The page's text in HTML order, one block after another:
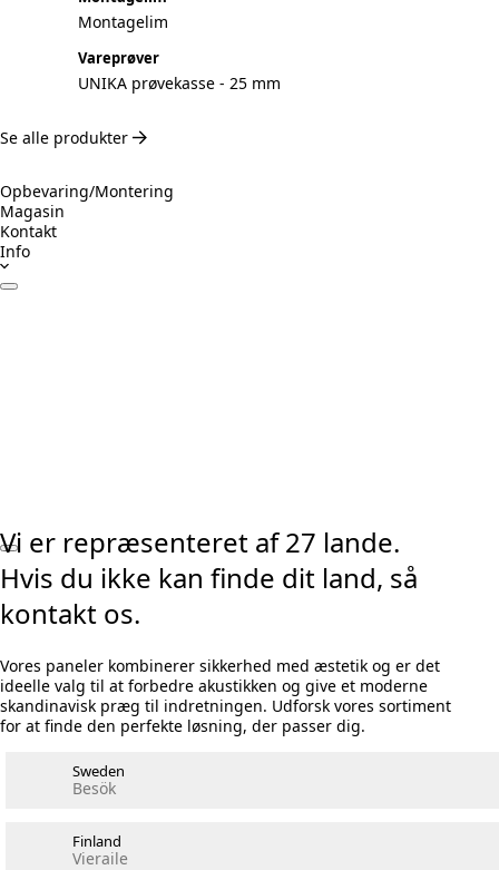
Montagelim
Vareprøver
UNIKA prøvekasse - 25 mm
Se alle produkter
Opbevaring/Montering
Magasin
Kontakt
Info
Vi er repræsenteret af 27 lande.
Hvis du ikke kan finde dit land, så
kontakt os.
Vores paneler kombinerer sikkerhed med æstetik og er det
ideelle valg til at forbedre akustikken og give et moderne
skandinavisk præg til indretningen. Udforsk vores sortiment
for at finde den perfekte løsning, der passer dig.
Sweden
Besök
Finland
Vieraile